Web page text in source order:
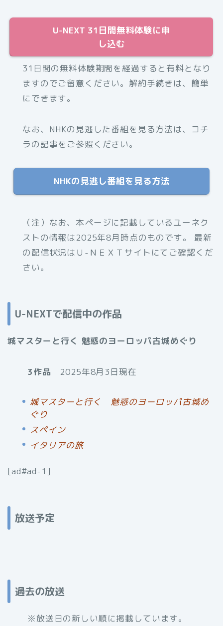
U-NEXT 31日間無料体験に申
し込む
31日間の無料体験期間を経過すると有料となり
ますのでご留意ください。解約手続きは、簡単
にできます。
なお、NHKの見逃した番組を見る方法は、コチ
ラの記事をご参照ください。
NHKの見逃し番組を見る方法
（注）なお、本ページに記載しているユーネク
ストの情報は2025年8月時点のものです。 最新
の配信状況はＵ-ＮＥＸＴサイトにてご確認くだ
さい。
U-NEXTで配信中の作品
城マスターと行く 魅惑のヨーロッパ古城めぐり
3作品 2025年8月3日現在
城マスターと行く 魅惑のヨーロッパ古城め
ぐり
スペイン
イタリアの旅
[ad#ad-1]
放送予定
過去の放送
※放送日の新しい順に掲載しています。